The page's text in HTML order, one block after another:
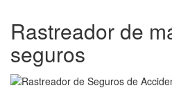
Rastreador de
seguros